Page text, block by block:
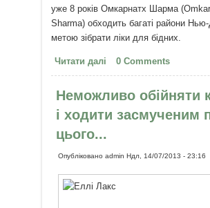
уже 8 років Омкарнатх Шарма
Sharma) обходить багаті райони Нью-
метою зібрати ліки для бідних.
Читати далі про 80-літній
збирає ліки для бідних
0 Comments
Неможливо обійняти
і ходити засмученим
цього...
Опублікованоadmin Ндл, 14/07/2013 - 23:16